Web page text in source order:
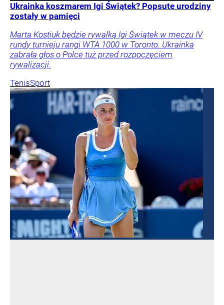
Ukrainka koszmarem Igi Świątek? Popsute urodziny
zostały w pamięci
Marta Kostiuk będzie rywalką Igi Świątek w meczu IV
rundy turnieju rangi WTA 1000 w Toronto. Ukrainka
zabrała głos o Polce tuż przed rozpoczęciem
rywalizacji.
TenisSport